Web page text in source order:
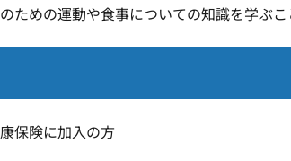
ための運動や食事についての知識を学ぶこ
保険に加入の方